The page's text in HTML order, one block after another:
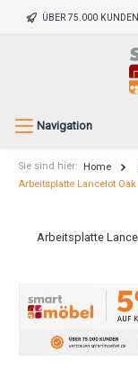
ÜBER 75.000 KUNDEN
Navigation
Sie sind hier: Home
Arbeitsplatte Lancelot Oak
Arbeitsplatte